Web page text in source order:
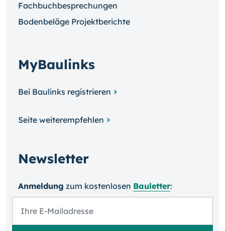
Fachbuchbesprechungen
Bodenbeläge Projektberichte
MyBaulinks
Bei Baulinks registrieren
Seite weiterempfehlen
Newsletter
Anmeldung zum kosten­losen Bauletter: